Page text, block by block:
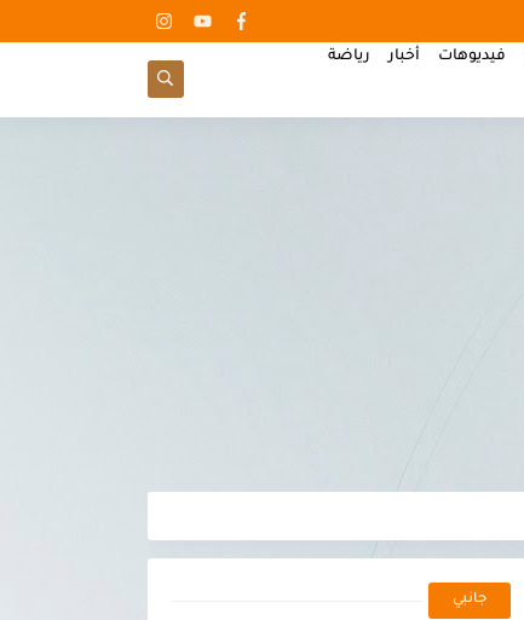
فيديوهات أخبار رياضة
جانبي